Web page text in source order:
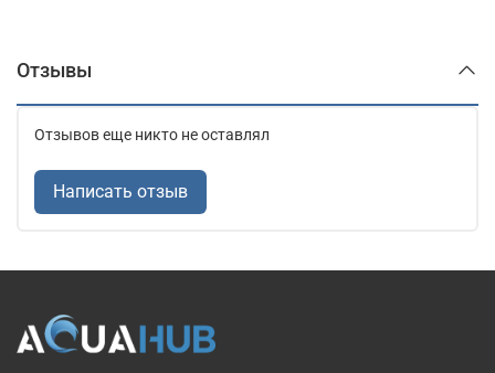
Отзывы
Отзывов еще никто не оставлял
Написать отзыв